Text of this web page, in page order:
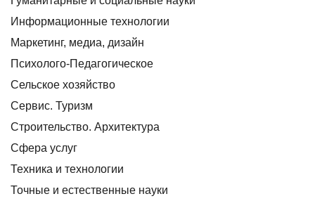
Информационные технологии
Маркетинг, медиа, дизайн
Психолого-Педагогическое
Сельское хозяйство
Сервис. Туризм
Строительство. Архитектура
Сфера услуг
Техника и технологии
Точные и естественные науки